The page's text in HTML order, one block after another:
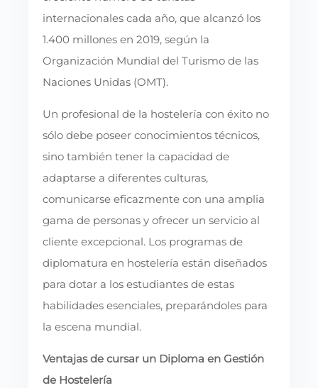
internacionales cada año, que alcanzó los
1.400 millones en 2019, según la
Organización Mundial del Turismo de las
Naciones Unidas (OMT).
Un profesional de la hostelería con éxito no
sólo debe poseer conocimientos técnicos,
sino también tener la capacidad de
adaptarse a diferentes culturas,
comunicarse eficazmente con una amplia
gama de personas y ofrecer un servicio al
cliente excepcional. Los programas de
diplomatura en hostelería están diseñados
para dotar a los estudiantes de estas
habilidades esenciales, preparándoles para
la escena mundial.
Ventajas de cursar un Diploma en Gestión
de Hostelería